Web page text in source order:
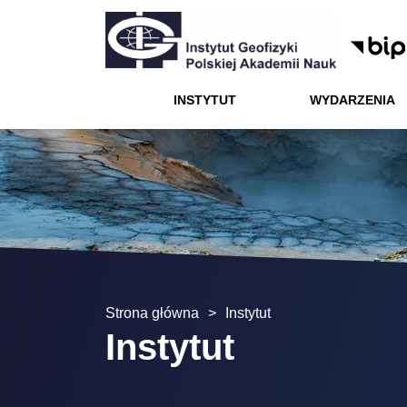
Instytut
Wydarzenia
Menu dodatkowe
Nauka
Oferta
Kariera
Projekty
Kontakt
INSTYTUT WYDARZENIA
Strona główna > Instytut
Instytut
Nauka
Oferta
Kariera